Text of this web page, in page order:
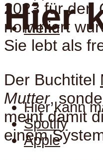
Menu
Hier
Hier kann
Spotify
Apple
2023 für den
nominiert
Sie lebt als
Der Buchtitel
Mutter,
meint damit
einem